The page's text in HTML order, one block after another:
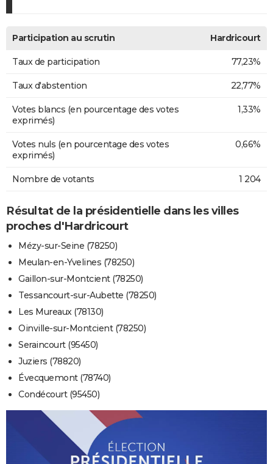
Participation au scrutin Hardricourt
Taux de participation 77,23%
Taux d'abstention 22,77%
Votes blancs (en pourcentage des votes
exprimés)
1,33%
Votes nuls (en pourcentage des votes
exprimés)
0,66%
Nombre de votants 1 204
Résultat de la présidentielle dans les villes
proches d'Hardricourt
Mézy-sur-Seine (78250)
Meulan-en-Yvelines (78250)
Gaillon-sur-Montcient (78250)
Tessancourt-sur-Aubette (78250)
Les Mureaux (78130)
Oinville-sur-Montcient (78250)
Seraincourt (95450)
Juziers (78820)
Évecquemont (78740)
Condécourt (95450)